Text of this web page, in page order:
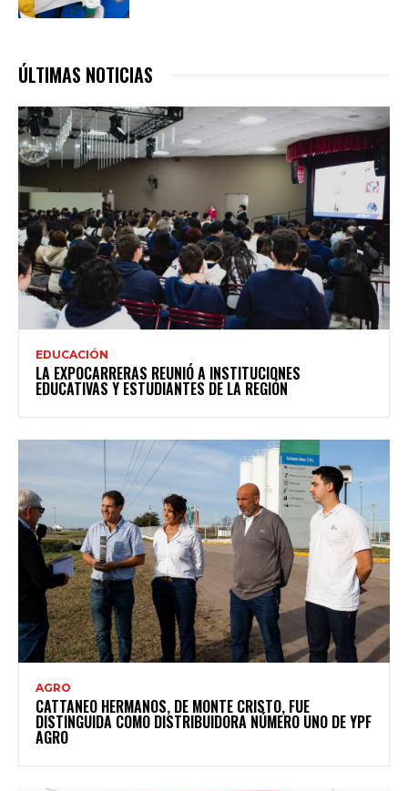
ÚLTIMAS NOTICIAS
EDUCACIÓN
LA EXPOCARRERAS REUNIÓ A INSTITUCIONES
EDUCATIVAS Y ESTUDIANTES DE LA REGIÓN
AGRO
CATTANEO HERMANOS, DE MONTE CRISTO, FUE
DISTINGUIDA COMO DISTRIBUIDORA NÚMERO UNO DE YPF
AGRO